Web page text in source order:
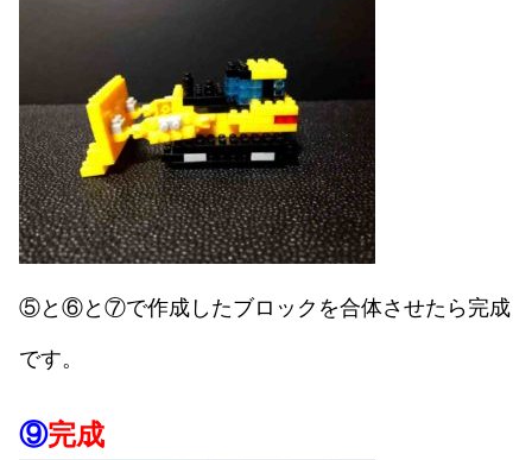
⑤と⑥と⑦で作成したブロックを合体させたら完成
です。
⑨完成